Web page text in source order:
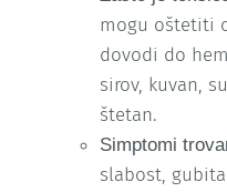
mogu oštetiti
dovodi do
sirov, kuvan,
štetan.
Simptomi
slabost,